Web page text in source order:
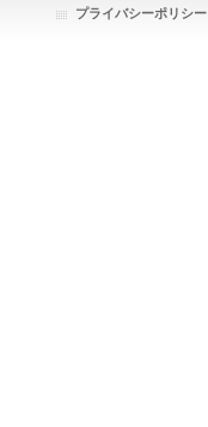
プライバシーポリシー